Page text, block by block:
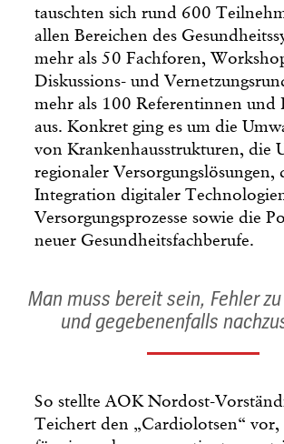
tauschten sich rund 600
allen Bereichen des
mehr als 50 Fachforen,
Diskussions- und
mehr als 100 Referentinnen und
aus. Konkret ging es um die
von Krankenhausstrukturen, die
regionaler Versorgungslösungen,
Integration digitaler
Versorgungsprozesse sowie die
neuer Gesundheitsfachberufe.
Man muss bereit sein, Fehler
und gegebenenfalls
So stellte AOK Nordost-
Teichert den „Cardiolotsen“ vor,